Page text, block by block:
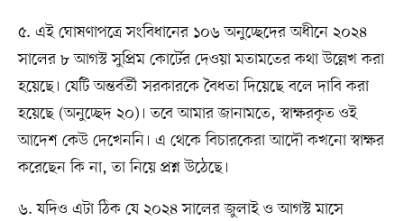
৫. এই ঘোষণাপত্রে সংবিধানের ১০৬ অনুচ্ছেদের অধীনে ২০২৪
সালের ৮ আগস্ট সুপ্রিম কোর্টের দেওয়া মতামতের কথা উল্লেখ করা
হয়েছে। যেটি অন্তর্বর্তী সরকারকে বৈধতা দিয়েছে বলে দাবি করা
হয়েছে (অনুচ্ছেদ ২০)। তবে আমার জানামতে, স্বাক্ষরকৃত ওই
আদেশ কেউ দেখেননি। এ থেকে বিচারকেরা আদৌ কখনো স্বাক্ষর
করেছেন কি না, তা নিয়ে প্রশ্ন উঠেছে।
৬. যদিও এটা ঠিক যে ২০২৪ সালের জুলাই ও আগস্ট মাসে